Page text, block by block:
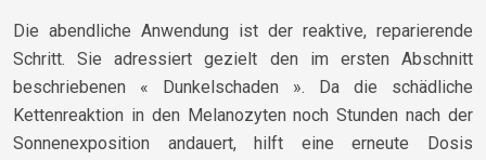
Die abendliche Anwendung ist der reaktive, reparierende
Schritt. Sie adressiert gezielt den im ersten Abschnitt
beschriebenen « Dunkelschaden ». Da die schädliche
Kettenreaktion in den Melanozyten noch Stunden nach der
Sonnenexposition andauert, hilft eine erneute Dosis